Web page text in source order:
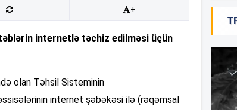
+
internetlə təchiz edilməsi üçün
olan Təhsil Sisteminin
internet şəbəkəsi ilə (rəqəmsal